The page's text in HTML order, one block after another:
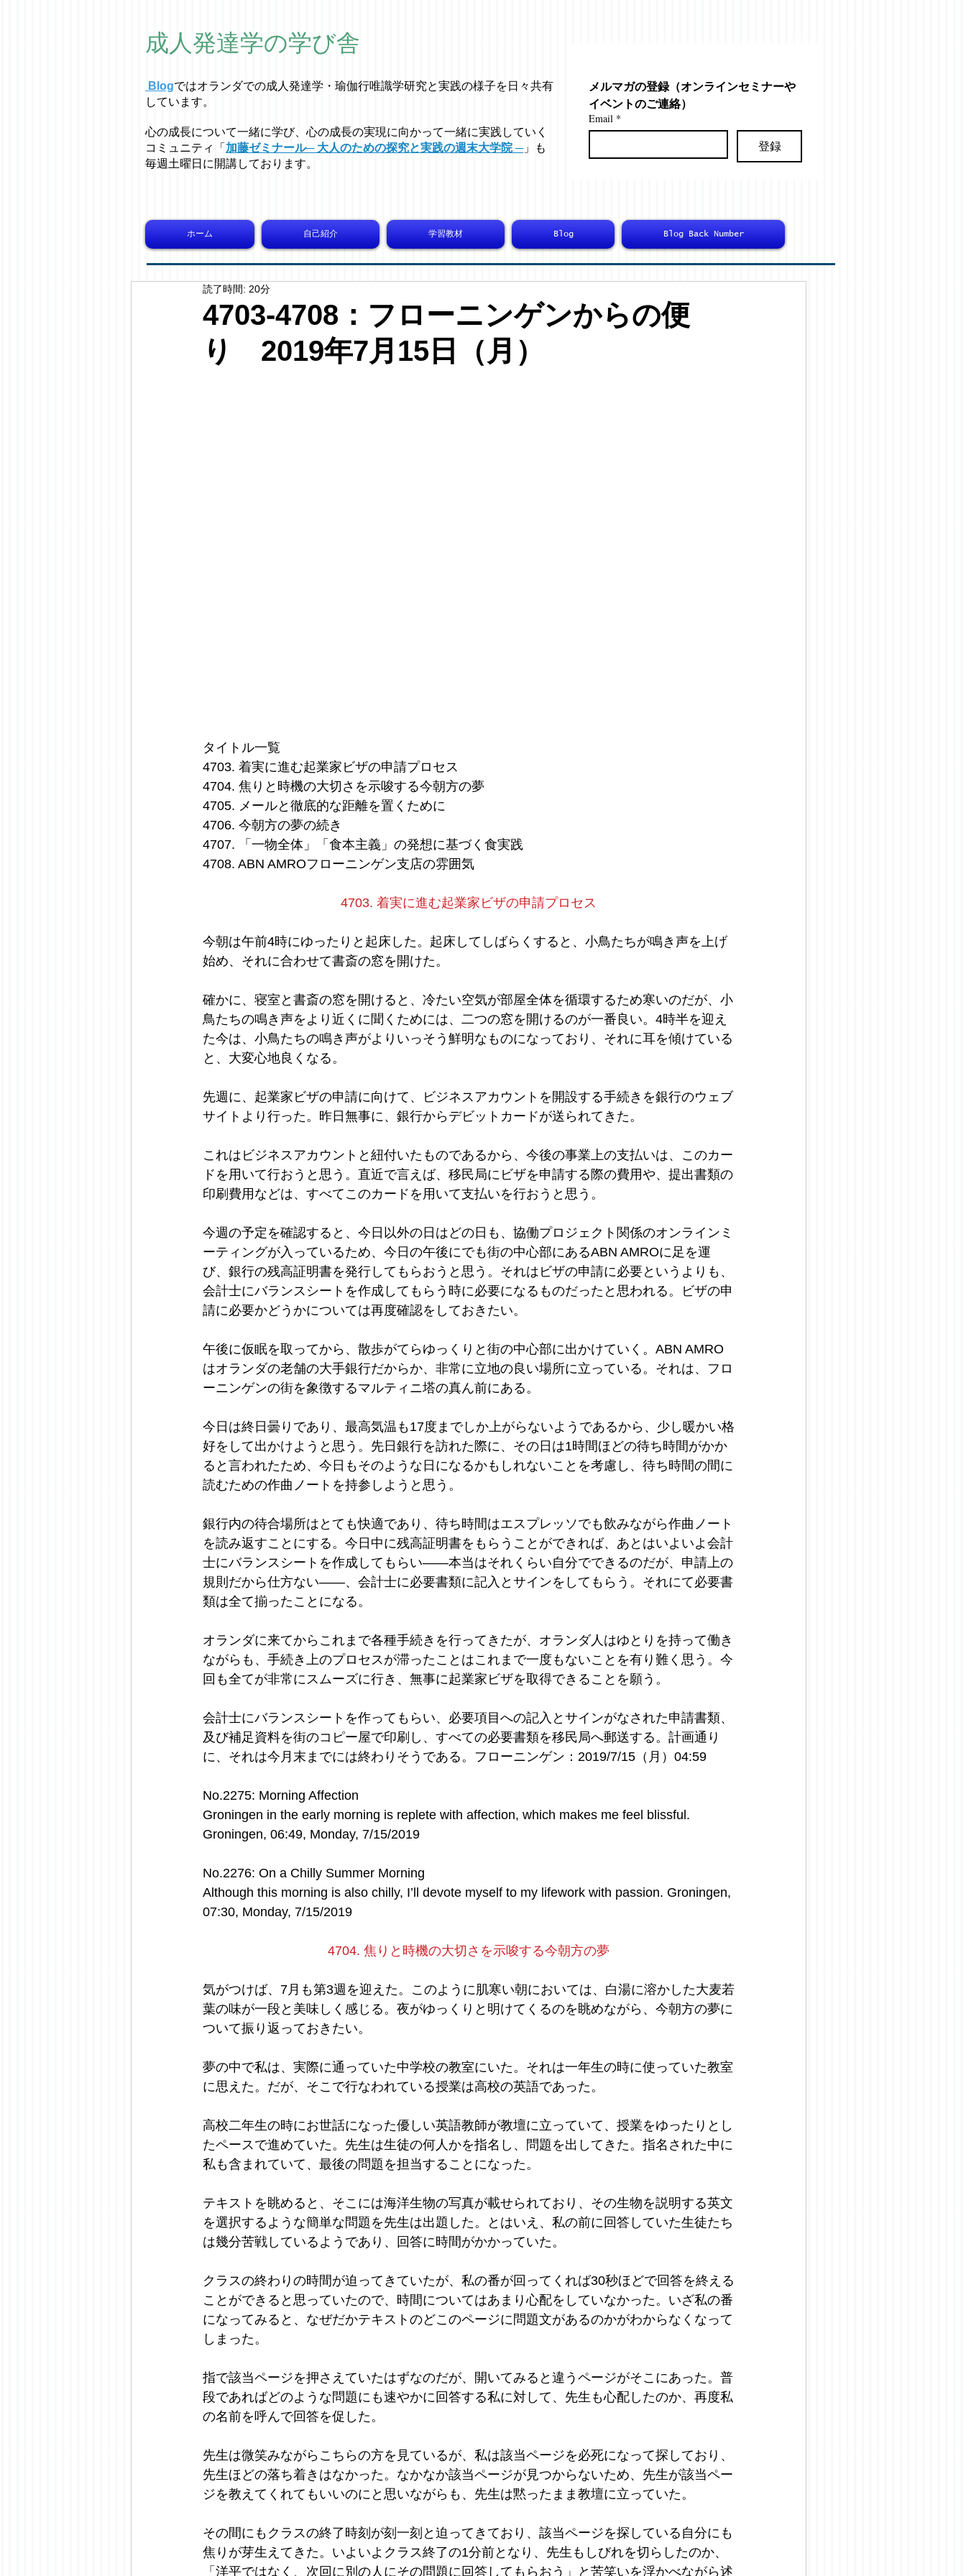
成人発達学の学び舎
Blogではオラ ンダでの成人発達学・ 瑜伽行唯識学研究と実践の様子を日々共有
しています。
心の成長について一緒に学び、心の成長の実現に向かって一緒に実践していく
コミュニティ「 加藤ゼミナール─ 大人のための探究と実践の週末大学院 ─」も
毎週土曜日に開講しております。
メルマガの登録（オンラインセミナーや
イベントのご連絡）
Email *
登録
ホーム 自己紹介 学習教材 Blog Blog Back Number
4703-4708：フローニンゲンからの便
り 2019年7月15日（月）
読了時間: 20分
タイトル一覧
4703. 着実に進む起業家ビザの申請プロセス
4704. 焦りと時機の大切さを示唆する今朝方の夢
4705. メールと徹底的な距離を置くために
4706. 今朝方の夢の続き
4707. 「一物全体」「食本主義」の発想に基づく食実践
4708. ABN AMROフローニンゲン支店の雰囲気
4703. 着実に進む起業家ビザの申請プロセス
今朝は午前4時にゆったりと起床した。起床してしばらくすると、小鳥たちが鳴き声を上げ
始め、それに合わせて書斎の窓を開けた。
確かに、寝室と書斎の窓を開けると、冷たい空気が部屋全体を循環するため寒いのだが、小
鳥たちの鳴き声をより近くに聞くためには、二つの窓を開けるのが一番良い。4時半を迎え
た今は、小鳥たちの鳴き声がよりいっそう鮮明なものになっており、それに耳を傾けている
と、大変心地良くなる。
先週に、起業家ビザの申請に向けて、ビジネスアカウントを開設する手続きを銀行のウェブ
サイトより行った。昨日無事に、銀行からデビットカードが送られてきた。
これはビジネスアカウントと紐付いたものであるから、今後の事業上の支払いは、このカー
ドを用いて行おうと思う。直近で言えば、移民局にビザを申請する際の費用や、提出書類の
印刷費用などは、すべてこのカードを用いて支払いを行おうと思う。
今週の予定を確認すると、今日以外の日はどの日も、協働プロジェクト関係のオンラインミ
ーティングが入っているため、今日の午後にでも街の中心部にあるABN AMROに足を運
び、銀行の残高証明書を発行してもらおうと思う。それはビザの申請に必要というよりも、
会計士にバランスシートを作成してもらう時に必要になるものだったと思われる。ビザの申
請に必要かどうかについては再度確認をしておきたい。
午後に仮眠を取ってから、散歩がてらゆっくりと街の中心部に出かけていく。ABN AMRO
はオランダの老舗の大手銀行だからか、非常に立地の良い場所に立っている。それは、フロ
ーニンゲンの街を象徴するマルティニ塔の真ん前にある。
今日は終日曇りであり、最高気温も17度までしか上がらないようであるから、少し暖かい格
好をして出かけようと思う。先日銀行を訪れた際に、その日は1時間ほどの待ち時間がかか
ると言われたため、今日もそのような日になるかもしれないことを考慮し、待ち時間の間に
読むための作曲ノートを持参しようと思う。
銀行内の待合場所はとても快適であり、待ち時間はエスプレッソでも飲みながら作曲ノート
を読み返すことにする。今日中に残高証明書をもらうことができれば、あとはいよいよ会計
士にバランスシートを作成してもらい——本当はそれくらい自分でできるのだが、申請上の
規則だから仕方ない——、会計士に必要書類に記入とサインをしてもらう。それにて必要書
類は全て揃ったことになる。
オランダに来てからこれまで各種手続きを行ってきたが、オランダ人はゆとりを持って働き
ながらも、手続き上のプロセスが滞ったことはこれまで一度もないことを有り難く思う。今
回も全てが非常にスムーズに行き、無事に起業家ビザを取得できることを願う。
会計士にバランスシートを作ってもらい、必要項目への記入とサインがなされた申請書類、
及び補足資料を街のコピー屋で印刷し、すべての必要書類を移民局へ郵送する。計画通り
に、それは今月末までには終わりそうである。フローニンゲン：2019/7/15（月）04:59
No.2275: Morning Affection
Groningen in the early morning is replete with affection, which makes me feel blissful.
Groningen, 06:49, Monday, 7/15/2019
No.2276: On a Chilly Summer Morning
Although this morning is also chilly, I’ll devote myself to my lifework with passion. Groningen,
07:30, Monday, 7/15/2019
4704. 焦りと時機の大切さを示唆する今朝方の夢
気がつけば、7月も第3週を迎えた。このように肌寒い朝においては、白湯に溶かした大麦若
葉の味が一段と美味しく感じる。夜がゆっくりと明けてくるのを眺めながら、今朝方の夢に
ついて振り返っておきたい。
夢の中で私は、実際に通っていた中学校の教室にいた。それは一年生の時に使っていた教室
に思えた。だが、そこで行なわれている授業は高校の英語であった。
高校二年生の時にお世話になった優しい英語教師が教壇に立っていて、授業をゆったりとし
たペースで進めていた。先生は生徒の何人かを指名し、問題を出してきた。指名された中に
私も含まれていて、最後の問題を担当することになった。
テキストを眺めると、そこには海洋生物の写真が載せられており、その生物を説明する英文
を選択するような簡単な問題を先生は出題した。とはいえ、私の前に回答していた生徒たち
は幾分苦戦しているようであり、回答に時間がかかっていた。
クラスの終わりの時間が迫ってきていたが、私の番が回ってくれば30秒ほどで回答を終える
ことができると思っていたので、時間についてはあまり心配をしていなかった。いざ私の番
になってみると、なぜだかテキストのどこのページに問題文があるのかがわからなくなって
しまった。
指で該当ページを押さえていたはずなのだが、開いてみると違うページがそこにあった。普
段であればどのような問題にも速やかに回答する私に対して、先生も心配したのか、再度私
の名前を呼んで回答を促した。
先生は微笑みながらこちらの方を見ているが、私は該当ページを必死になって探しており、
先生ほどの落ち着きはなかった。なかなか該当ページが見つからないため、先生が該当ペー
ジを教えてくれてもいいのにと思いながらも、先生は黙ったまま教壇に立っていた。
その間にもクラスの終了時刻が刻一刻と迫ってきており、該当ページを探している自分にも
焦りが芽生えてきた。いよいよクラス終了の1分前となり、先生もしびれを切らしたのか、
「洋平ではなく、次回に別の人にその問題に回答してもらおう」と苦笑いを浮かべながら述